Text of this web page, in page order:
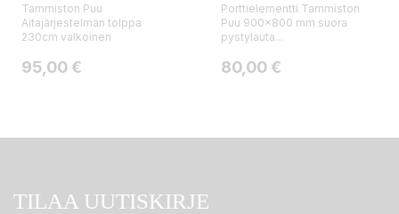
Tammiston Puu
Aitajärjestelmän tolppa
230cm valkoinen
Hinta
95,00 €
Porttielementti Tammiston
Puu 900x800 mm suora
pystylauta...
Hinta
80,00 €
TILAA UUTISKIRJE